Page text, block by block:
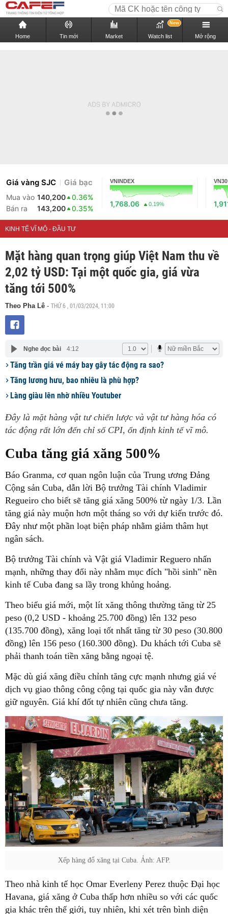
Home Tin mới Market Watch list
New
Mở rộng
Giá vàng SJC Giá bạc
Mua vào 140,200
0.36%
Bán ra
143,200 0.35%
VNINDEX
1,768.06 0.19%
VN30
KINH TẾ VĨ MÔ - ĐẦU TƯ
Mặt hàng quan trọng giúp Việt Nam thu về
2,02 tỷ USD: Tại một quốc gia, giá vừa
tăng tới 500%
Theo Pha Lê - THỨ 6 , 01/03/2024, 11:00
Nghe đọc bài 4:12
Tăng trần giá vé máy bay gây tác động ra sao?
Tăng lương hưu, bao nhiêu là phù hợp?
Làng giàu lên nhờ nhiều Youtuber
Đây là mặt hàng vật tư chiến lược và vật tư hàng hóa có
tác động rất lớn đến chỉ số CPI, ổn định kinh tế vĩ mô.
Cuba tăng giá xăng 500%
Báo Granma, cơ quan ngôn luận của Trung ương Đảng
Cộng sản Cuba, dẫn lời Bộ trưởng Tài chính Vladimir
Regueiro cho biết sẽ tăng giá xăng 500% từ ngày 1/3. Lần
tăng giá này muộn hơn một tháng so với dự kiến trước đó.
Đây như một phần loạt biện pháp nhằm giảm thâm hụt
ngân sách.
Bộ trưởng Tài chính và Vật giá Vladimir Reguero nhấn
mạnh, những thay đổi này nhằm mục đích "hồi sinh" nền
kinh tế Cuba đang sa lầy trong khủng hoảng.
Theo biểu giá mới, một lít xăng thông thường tăng từ 25
peso (0,2 USD - khoảng 25.700 đồng) lên 132 peso
(135.700 đồng), xăng loại tốt nhất tăng từ 30 peso (30.800
đồng) lên 156 peso (160.300 đồng). Du khách tới Cuba sẽ
phải thanh toán tiền xăng bằng ngoại tệ.
Mặc dù giá xăng điều chỉnh tăng cực mạnh nhưng giá vé
dịch vụ giao thông công cộng tại quốc gia này vẫn được
giữ nguyên. Giá khí đốt tự nhiên cũng chưa tăng.
Xếp hàng đổ xăng tại Cuba. Ảnh: AFP.
Theo nhà kinh tế học Omar Everleny Perez thuộc Đại học
Havana, giá xăng ở Cuba thấp hơn nhiều so với các quốc
gia khác trên thế giới, tuy nhiên, khi xét trên bình diện